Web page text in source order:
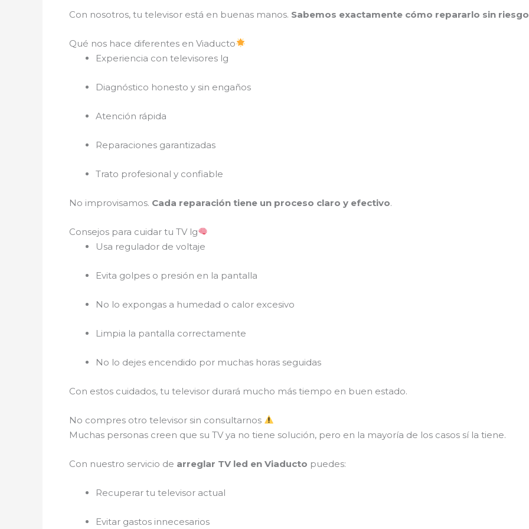
Con nosotros, tu televisor está en buenas manos. Sabemos exactamente cómo repararlo sin
Qué nos hace diferentes en Viaducto
Experiencia con televisores lg
Diagnóstico honesto y sin engaños
Atención rápida
Reparaciones garantizadas
Trato profesional y confiable
No improvisamos. Cada reparación tiene un proceso claro y efectivo.
Consejos para cuidar tu TV lg
Usa regulador de voltaje
Evita golpes o presión en la pantalla
No lo expongas a humedad o calor excesivo
Limpia la pantalla correctamente
No lo dejes encendido por muchas horas seguidas
Con estos cuidados, tu televisor durará mucho más tiempo en buen estado.
No compres otro televisor sin consultarnos
Muchas personas creen que su TV ya no tiene solución, pero en la mayoría de los casos sí la tiene.
Con nuestro servicio de arreglar TV led en Viaducto puedes:
Recuperar tu televisor actual
Evitar gastos innecesarios